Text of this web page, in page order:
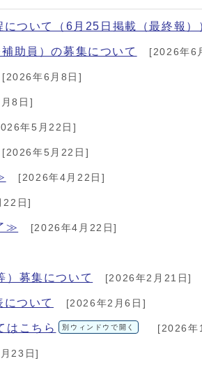
ついて（6月25日掲載（最終報）
助員）の募集について [2026年6
[2026年6月8日]
8日]
年5月22日]
[2026年5月22日]
[2026年4月22日]
22日]
≫ [2026年4月22日]
）募集について [2026年2月21日]
ついて [2026年2月6日]
はこちら 別ウィンドウで開く [2026年
23日]